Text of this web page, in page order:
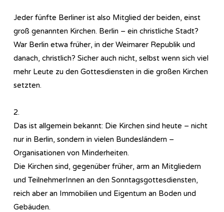
Jeder fünfte Berliner ist also Mitglied der beiden, einst
groß genannten Kirchen. Berlin – ein christliche Stadt?
War Berlin etwa früher, in der Weimarer Republik und
danach, christlich? Sicher auch nicht, selbst wenn sich viel
mehr Leute zu den Gottesdiensten in die großen Kirchen
setzten.
2.
Das ist allgemein bekannt: Die Kirchen sind heute – nicht
nur in Berlin, sondern in vielen Bundesländern –
Organisationen von Minderheiten.
Die Kirchen sind, gegenüber früher, arm an Mitgliedern
und TeilnehmerInnen an den Sonntagsgottesdiensten,
reich aber an Immobilien und Eigentum an Boden und
Gebäuden.